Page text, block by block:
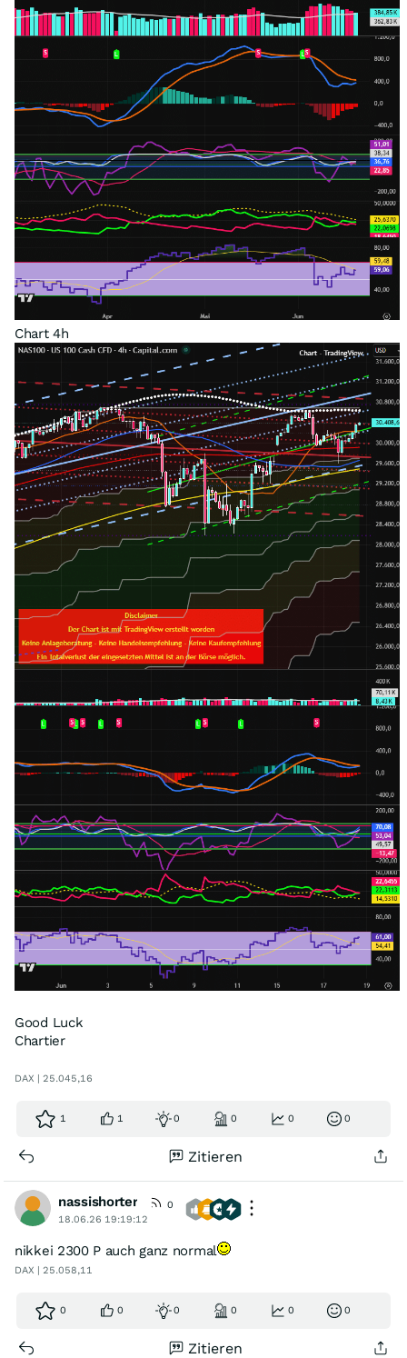
Chart 4h
Good Luck
Chartier
DAX | 25.045,16
1 1 0 0 0 0
Zitieren
nassishorter
0
18.06.26 19:19:12
nikkei 2300 P auch ganz normal
DAX | 25.058,11
0 0 0 0 0 0
Zitieren